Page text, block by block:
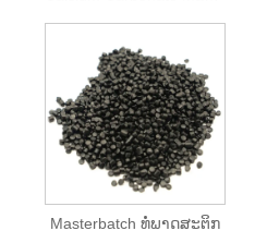
Masterbatch ທໍ່ພາດສະຕິກ